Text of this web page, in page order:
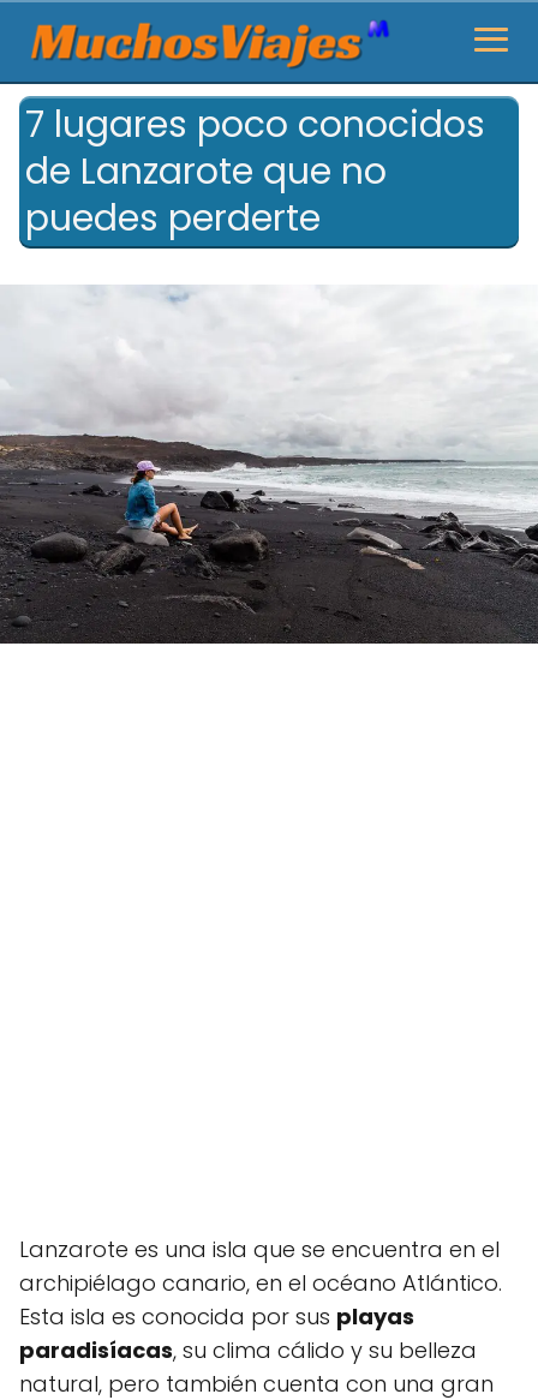
7 lugares poco conocidos
de Lanzarote que no
puedes perderte
Lanzarote es una isla que se encuentra en el
archipiélago canario, en el océano Atlántico.
Esta isla es conocida por sus playas
paradisíacas, su clima cálido y su belleza
natural, pero también cuenta con una gran